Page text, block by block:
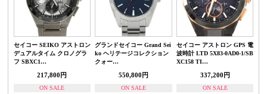
セイコー SEIKO アストロン
デュアルタイム クロノグラ
フ SBXC1…
217,800円
ON SALE
グランドセイコー Grand Sei
ko ヘリテージコレクション
クォー…
550,800円
ON SALE
セイコー アストロン GPS 電
波時計 LTD 5X83-0AD0-1/SB
XC158 TI…
337,200円
ON SALE